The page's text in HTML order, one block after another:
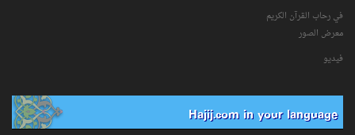
في رحاب القرآن الکریم
معرض الصور
فیدیو
Hajij.com in your language